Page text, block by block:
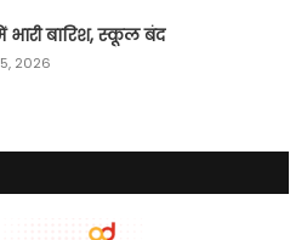
भारी बारिश, स्कूल बंद
2026